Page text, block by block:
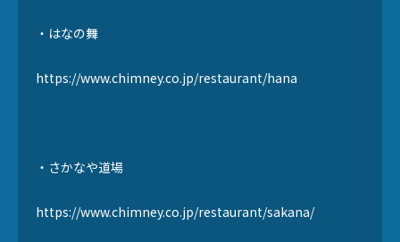
・はなの舞
https://www.chimney.co.jp/restaurant/hana
・さかなや道場
https://www.chimney.co.jp/restaurant/sakana/